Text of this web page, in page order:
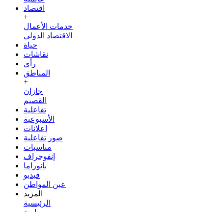
اقتصاد
+
خدمات الأعمال
الاقتصاد الدولي
حياة
نقاشات
رأي
المناطق
+
جازان
القصيم
تفاعلية
الأسبوعية
اعلانات
صور تفاعلية
مناسبات
إنفوجراف
بانوراما
فيديو
عين المواطن
المزيد
الرئيسية